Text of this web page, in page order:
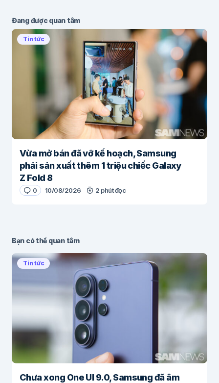
Đang được quan tâm
Tin tức
Vừa mở bán đã vỡ kế hoạch, Samsung
phải sản xuất thêm 1 triệu chiếc Galaxy
Z Fold 8
0 10/08/2026 2 phút đọc
Bạn có thể quan tâm
Tin tức
Chưa xong One UI 9.0, Samsung đã âm